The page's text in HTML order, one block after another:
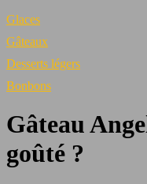
Glaces
Gâteaux
Desserts légers
Bonbons
Gâteau
goûté ?